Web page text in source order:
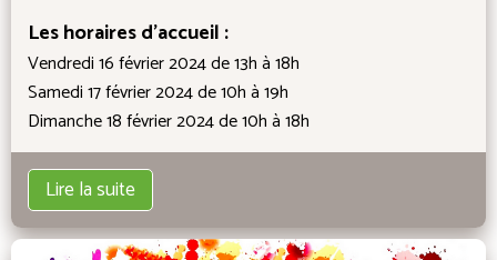
Les horaires d'accueil :
Vendredi 16 février 2024 de 13h à 18h
Samedi 17 février 2024 de 10h à 19h
Dimanche 18 février 2024 de 10h à 18h
Lire la suite